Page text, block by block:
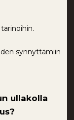
synnyttämiin
ullakolla